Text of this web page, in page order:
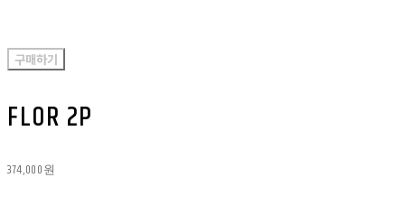
구매하기
FLOR 2P
374,000원